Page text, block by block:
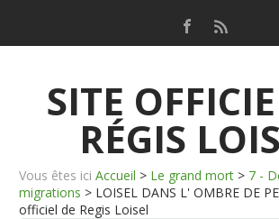
SITE
RÉGIS
Vous êtes ici Accueil > Le grand mort > 7 -
migrations > LOISEL DANS L' OMBRE DE
officiel de Regis Loisel